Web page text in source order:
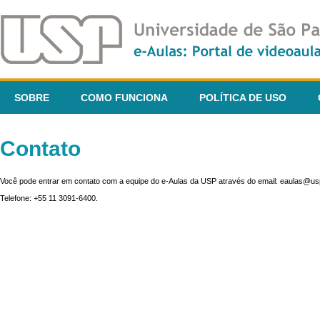
SOBRE COMO FUNCIONA POLÍTICA DE USO
Contato
Você pode entrar em contato com a equipe do e-Aulas da USP através do email:
Telefone: +55 11 3091-6400.